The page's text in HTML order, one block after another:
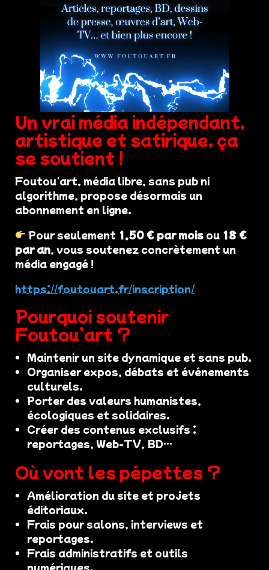
Un vrai média indépendant,
artistique et satirique, ça
se soutient !
Foutou'art, média libre, sans pub ni
algorithme, propose désormais un
abonnement en ligne.
Pour seulement 1,50 € par mois ou 18 €
par an, vous soutenez concrètement un
média engagé !
https://foutouart.fr/inscription/
Pourquoi soutenir
Foutou’art ?
Maintenir un site dynamique et sans pub.
Organiser expos, débats et événements
culturels.
Porter des valeurs humanistes,
écologiques et solidaires.
Créer des contenus exclusifs :
reportages, Web-TV, BD…
Où vont les pépettes ?
Amélioration du site et projets
éditoriaux.
Frais pour salons, interviews et
reportages.
Frais administratifs et outils
numériques.